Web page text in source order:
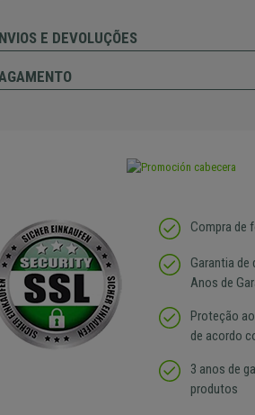
E DEVOLUÇÕES
Compra de
Garantia de
Anos de
Proteção
de acordo
3 anos de
produtos